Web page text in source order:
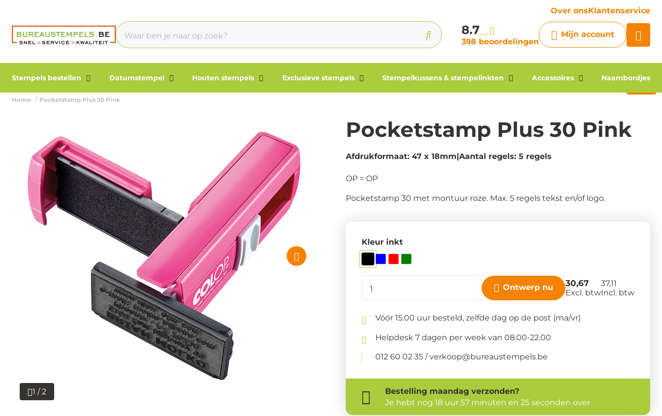
Over onsKlantenservice
8.7
398 beoordelingen
Mijn account
Stempels bestellen Datumstempel Houten stempels Exclusieve stempels Stempelkussens & stempelinkten Accessoires Naambordjes
Chatbot
Chat 24/7 met onze chatbot
Contact
Home Pocketstamp Plus 30 Pink
1 / 2
Pocketstamp Plus 30 Pink
Afdrukformaat: 47 x 18mm Aantal regels: 5 regels
OP = OP
Pocketstamp 30 met montuur roze. Max. 5 regels tekst en/of logo.
Kleur inkt
Ontwerp nu 30,67
Excl. btw
37,11
Incl. btw
Vóór 15.00 uur besteld, zelfde dag op de post (ma/vr)
Helpdesk 7 dagen per week van 08.00-22.00
012 60 02 35 / verkoop@bureaustempels.be
Bestelling maandag verzonden?
Je hebt nog 18 uur 57 minuten en 24 seconden over